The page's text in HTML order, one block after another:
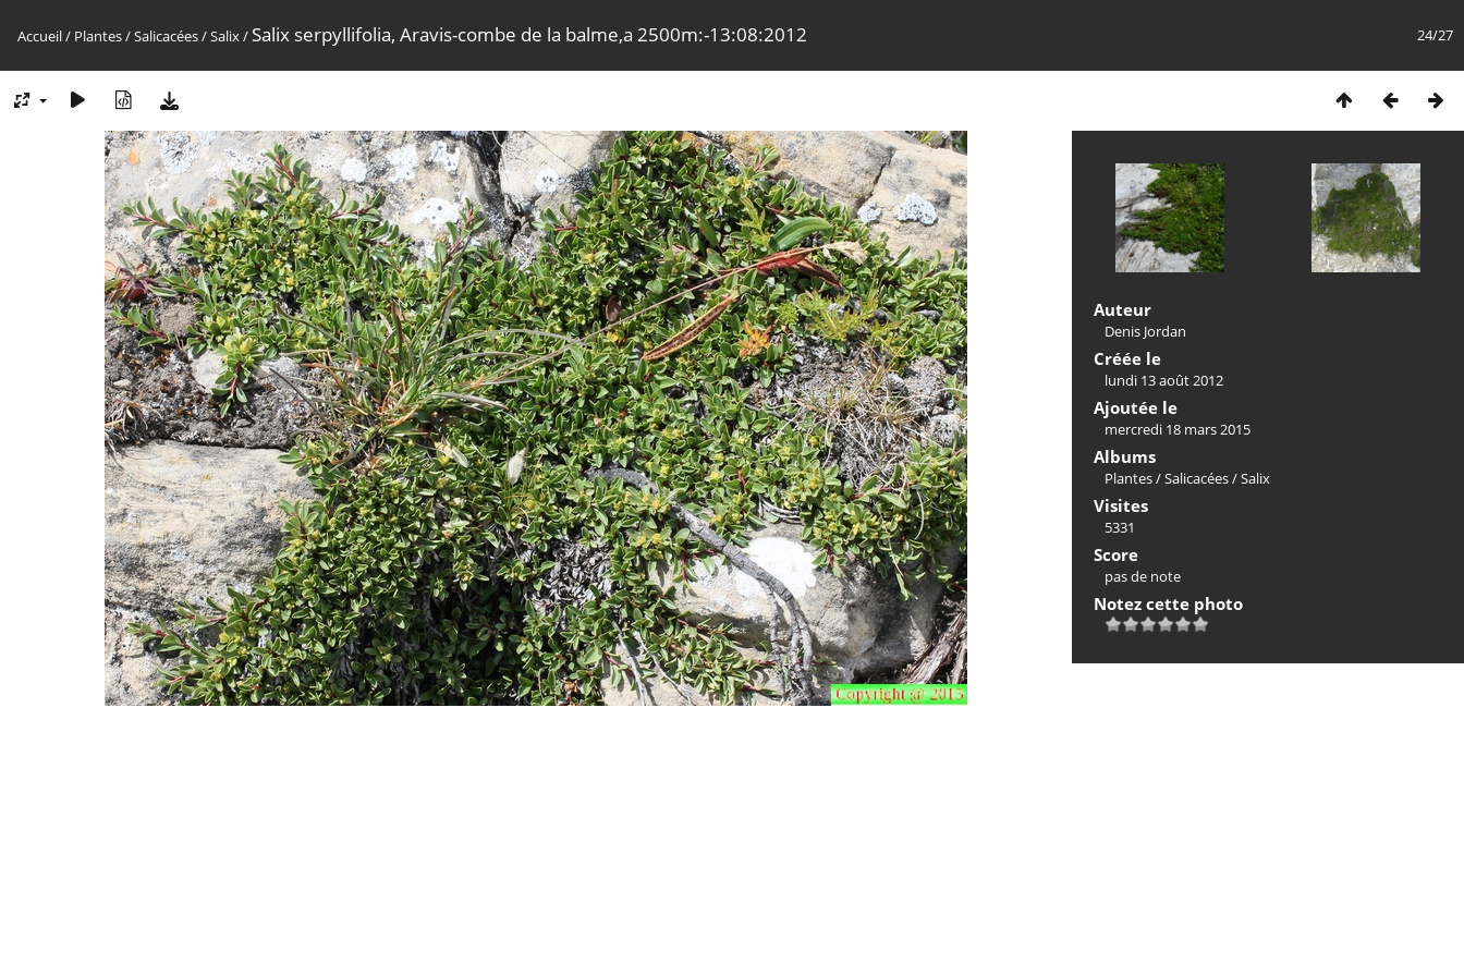
24/27
Accueil/ Plantes/Salicacées/Salix/ Salix serpyllifolia, Aravis-combe de la balme,a 2500m:-13:08:2012
Auteur
Denis Jordan
Créée le
lundi 13 août 2012
Ajoutée le
mercredi 18 mars 2015
Albums
Plantes/Salicacées/Salix
Visites
5331
Score
pas de note
Notez cette photo